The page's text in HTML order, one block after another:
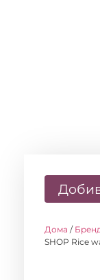
Дома /
SHOP Rice